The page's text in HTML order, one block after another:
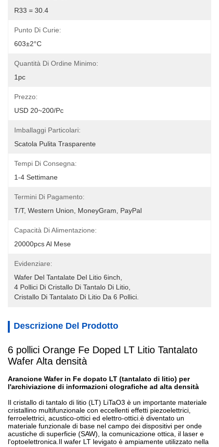
R33 = 30.4
Punto Di Curie:
603±2°C
Quantità Di Ordine Minimo:
1pc
Prezzo:
USD 20~200/pc
Imballaggi Particolari:
Scatola Pulita Trasparente
Tempi Di Consegna:
1-4 Settimane
Termini Di Pagamento:
T/T, Western Union, MoneyGram, PayPal
Capacità Di Alimentazione:
20000pcs Al Mese
Evidenziare:
Wafer Del Tantalate Del Litio 6inch
4 Pollici Di Cristallo Di Tantalo Di Litio
Cristallo Di Tantalato Di Litio Da 6 Pollici.
Descrizione Del Prodotto
6 pollici Orange Fe Doped LT Litio Tantalato
Wafer Alta densità
Arancione Wafer in Fe dopato LT (tantalato di litio) per
l'archiviazione di informazioni olografiche ad alta densità
Il cristallo di tantalo di litio (LT) LiTaO3 è un importante materiale
cristallino multifunzionale con eccellenti effetti piezoelettrici,
ferroelettrici, acustico-ottici ed elettro-ottici.è diventato un
materiale funzionale di base nel campo dei dispositivi per onde
acustiche di superficie (SAW), la comunicazione ottica, il laser e
l'optoelettronica.Il wafer LT levigato è ampiamente utilizzato nella